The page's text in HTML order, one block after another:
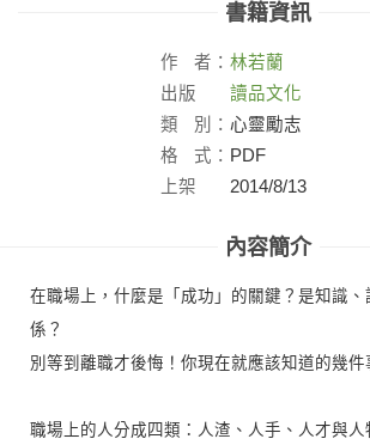
書籍資訊
作 者： 林若蘭
出版
社：
讀品文化
類
別： 心靈勵志
格
式： PDF
上架
2014/8/13
內容簡介
在職場上，什麼是「成功」的關鍵？是知識、
係？
別等到離職才後悔！你現在就應該知道的幾件
職場上的人分成四類：人渣、人手、人才與人